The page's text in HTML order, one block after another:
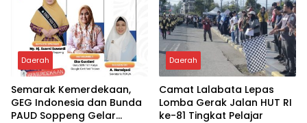
Daerah
Semarak Kemerdekaan,
GEG Indonesia dan Bunda
PAUD Soppeng Gelar
Daerah
Camat Lalabata Lepas
Lomba Gerak Jalan HUT RI
ke-81 Tingkat Pelajar